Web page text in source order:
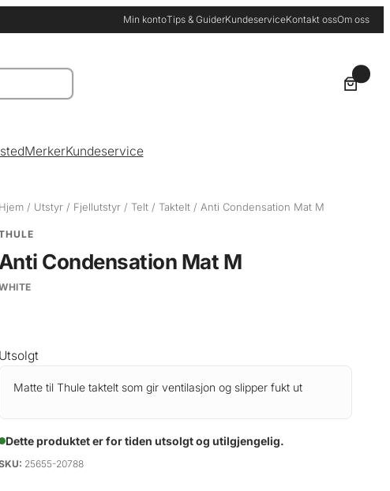
Min kontoTips & GuiderKundeserviceKontakt ossOm oss
MerkerKundeservice
Hjem / Utstyr / Fjellutstyr / Telt / Taktelt / Anti Condensation Mat M
Condensation Mat M
Utsolgt
Matte til Thule taktelt som gir ventilasjon og slipper fukt ut
Dette produktet er for tiden utsolgt og utilgjengelig.
25655-20788